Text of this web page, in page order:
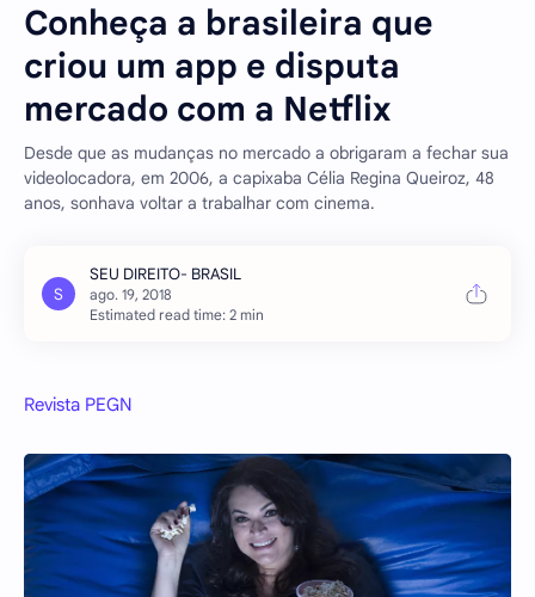
Conheça a brasileira que
criou um app e disputa
mercado com a Netflix
Desde que as mudanças no mercado a obrigaram a fechar sua
videolocadora, em 2006, a capixaba Célia Regina Queiroz, 48
anos, sonhava voltar a trabalhar com cinema.
Estimated read time: 2 min
Revista PEGN